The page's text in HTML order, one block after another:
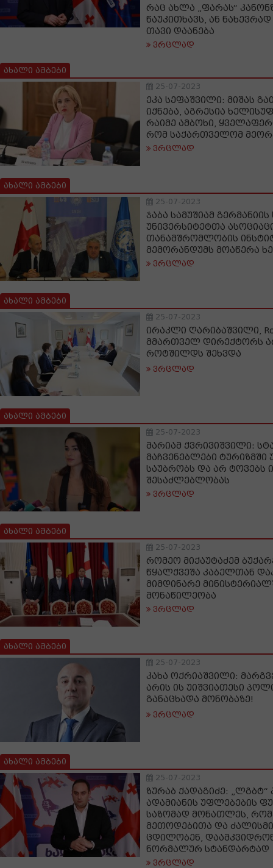
რაც ახლა „ფარას“
წაუკითხავს, ან
თავი დაანება
ვრცლად
ახალი ამბები
25-07-2023
ეკა სეფაშვილი: მიშას
იქნება, აგრესია
რაიმე ამბოხი,
რომ საქართველომ
ვრცლად
ახალი ამბები
25-07-2023
ჯაბა სამუშიამ
უნივერსიტეტთა
თანამშრომლობის
მემორანდუმს მოაწერა
ვრცლად
ახალი ამბები
25-07-2023
ირაკლი ღარიბაშვილი,
მმართველ დირექტორს
როტშილდს შეხვდა
ვრცლად
ახალი ამბები
25-07-2023
მარიამ ქვრივიშვილი:
მაჩვენებლები
საუბრობს და არ ტოვებს
შესაძლებლობას
ვრცლად
ახალი ამბები
25-07-2023
რომეო მიქაუტაძემ
წყალქვეშა კაბელთან
მიმდინარე
მონაწილეობა
ვრცლად
ახალი ამბები
25-07-2023
კახა ოქრიაშვილი:
არის ის უიშვიათესი
განაცხადა მონობაზე!
ვრცლად
ახალი ამბები
25-07-2023
ზურაბ ქადაგიძე:
ადამიანის უფლებების
საზომად მონათლეს,
მეთოდებითა და
ცდილობენ,
ნორმალურ სტანდარტად
ვრცლად